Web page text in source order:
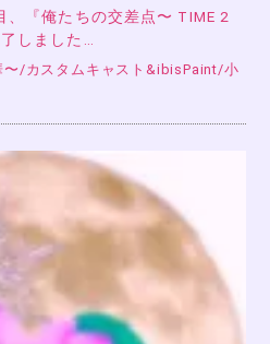
『俺たちの交差点〜 TIME 2
しました…
/カスタムキャスト&ibisPaint/小